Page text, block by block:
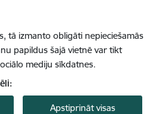
tā izmanto obligāti nepieciešamās
papildus šajā vietnē var tikt
mediju sīkdatnes.
Apstiprināt visas